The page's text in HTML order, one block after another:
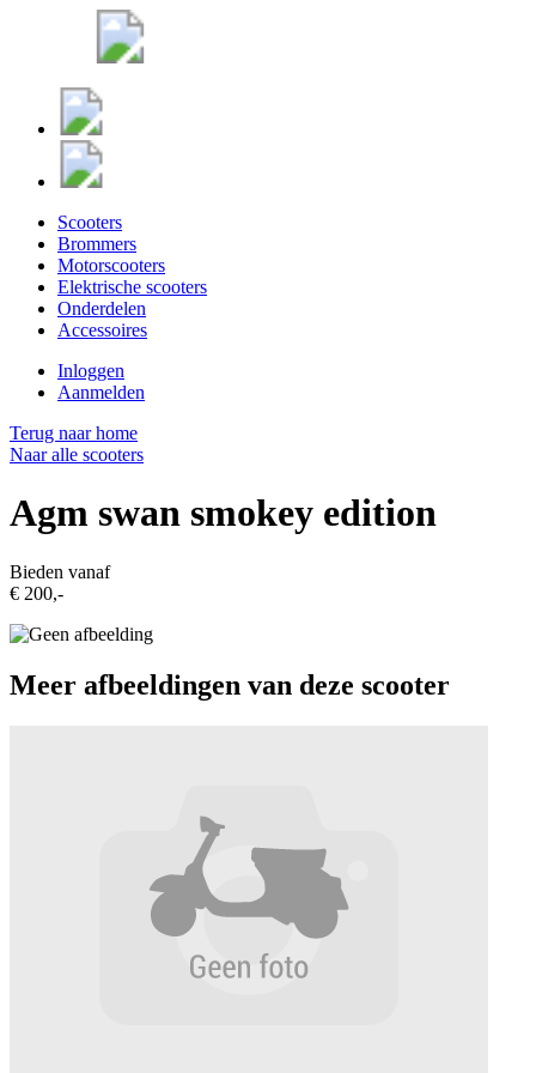
Scooters
Brommers
Motorscooters
Elektrische scooters
Onderdelen
Accessoires
Inloggen
Aanmelden
Terug naar home
Naar alle scooters
Agm swan smokey edition
Bieden vanaf
€ 200,-
Meer afbeeldingen van deze scooter